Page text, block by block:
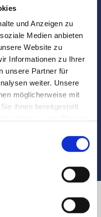
und Anzeigen zu
Medien anbieten
Website zu
Informationen zu Ihrer
unsere Partner für
weiter. Unsere
möglicherweise mit
ihnen bereitgestellt
bei der Objekt-